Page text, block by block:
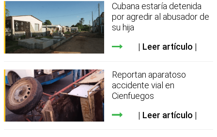
Cubana estaría detenida
por agredir al abusador de
su hija
Leer artículo
Reportan aparatoso
accidente vial en
Cienfuegos
Leer artículo